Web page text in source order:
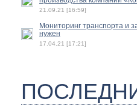
21.09.21 [16:59]
Мониторинг транспорта и
нужен
17.04.21 [17:21]